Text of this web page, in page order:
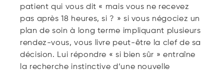
patient qui vous dit « mais vous ne recevez
pas après 18 heures, si ? » si vous négociez un
plan de soin à long terme impliquant plusieurs
rendez-vous, vous livre peut-être la clef de sa
décision. Lui répondre « si bien sûr » entraîne
la recherche instinctive d’une nouvelle